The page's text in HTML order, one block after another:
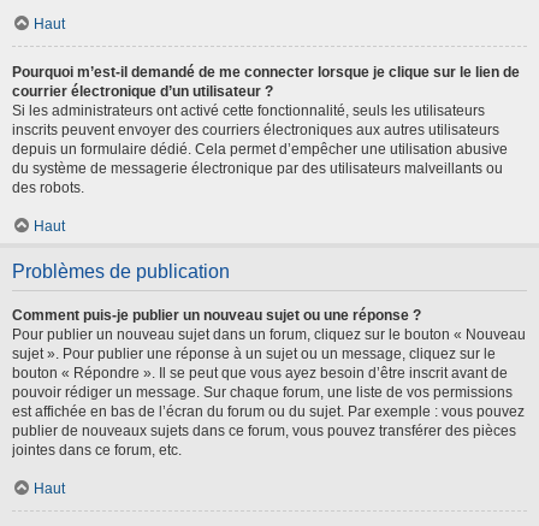
Haut
Pourquoi m’est-il demandé de me connecter lorsque je clique sur le lien de
courrier électronique d’un utilisateur ?
Si les administrateurs ont activé cette fonctionnalité, seuls les utilisateurs
inscrits peuvent envoyer des courriers électroniques aux autres utilisateurs
depuis un formulaire dédié. Cela permet d’empêcher une utilisation abusive
du système de messagerie électronique par des utilisateurs malveillants ou
des robots.
Haut
Problèmes de publication
Comment puis-je publier un nouveau sujet ou une réponse ?
Pour publier un nouveau sujet dans un forum, cliquez sur le bouton « Nouveau
sujet ». Pour publier une réponse à un sujet ou un message, cliquez sur le
bouton « Répondre ». Il se peut que vous ayez besoin d’être inscrit avant de
pouvoir rédiger un message. Sur chaque forum, une liste de vos permissions
est affichée en bas de l’écran du forum ou du sujet. Par exemple : vous pouvez
publier de nouveaux sujets dans ce forum, vous pouvez transférer des pièces
jointes dans ce forum, etc.
Haut